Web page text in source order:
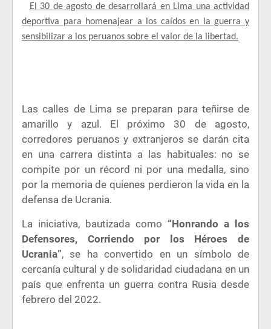
El 30 de agosto de desarrollará en Lima una actividad
deportiva para homenajear a los caídos en la guerra y
sensibilizar a los peruanos sobre el valor de la libertad.
Las calles de Lima se preparan para teñirse de
amarillo y azul. El próximo 30 de agosto,
corredores peruanos y extranjeros se darán cita
en una carrera distinta a las habituales: no se
compite por un récord ni por una medalla, sino
por la memoria de quienes perdieron la vida en la
defensa de Ucrania.
La iniciativa, bautizada como “Honrando a los
Defensores, Corriendo por los Héroes de
Ucrania”, se ha convertido en un símbolo de
cercanía cultural y de solidaridad ciudadana en un
país que enfrenta un guerra contra Rusia desde
febrero del 2022.